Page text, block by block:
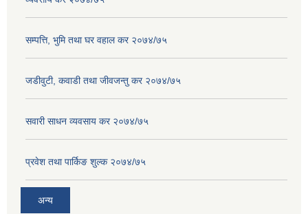
सम्पत्ति, भुमि तथा घर वहाल कर २०७४/७५
जडीवुटी, कवाडी तथा जीवजन्तु कर २०७४/७५
सवारी साधन व्यवसाय कर २०७४/७५
प्रवेश तथा पार्किङ शुल्क २०७४/७५
अन्य